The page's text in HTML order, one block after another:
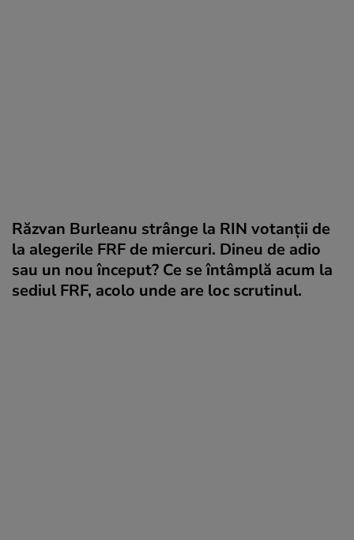
Răzvan Burleanu strânge la RIN votanții de
la alegerile FRF de miercuri. Dineu de adio
sau un nou început? Ce se întâmplă acum la
sediul FRF, acolo unde are loc scrutinul.